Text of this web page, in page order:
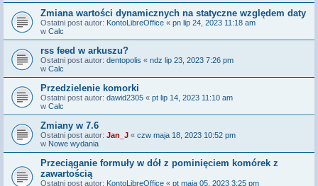
Zmiana wartości dynamicznych na statyczne względem daty
Ostatni post autor: KontoLibreOffice « pn lip 24, 2023 11:18 am
w Calc
rss feed w arkuszu?
Ostatni post autor: dentopolis « ndz lip 23, 2023 7:26 pm
w Calc
Przedzielenie komorki
Ostatni post autor: dawid2305 « pt lip 14, 2023 11:10 am
w Calc
Zmiany w 7.6
Ostatni post autor: Jan_J « czw maja 18, 2023 10:52 pm
w Nowe wydania
Przeciąganie formuły w dół z pominięciem komórek z
zawartością
Ostatni post autor: KontoLibreOffice « pt maja 05, 2023 3:25 pm